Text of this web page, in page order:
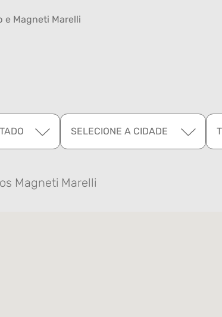
e Magneti Marelli
SELECIONE A CIDADE
Magneti Marelli